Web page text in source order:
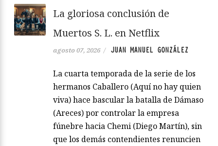
La gloriosa conclusión de
Muertos S. L. en Netflix
agosto 07, 2026 / JUAN MANUEL GONZÁLEZ
La cuarta temporada de la serie de los
hermanos Caballero (Aquí no hay quien
viva) hace bascular la batalla de Dámaso
(Areces) por controlar la empresa
fúnebre hacia Chemi (Diego Martín), sin
que los demás contendientes renuncien